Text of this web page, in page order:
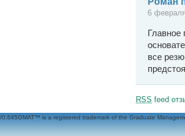
6
Главное
все
RSS feed
0,645GMAT™ is a registered trademark of the Graduate